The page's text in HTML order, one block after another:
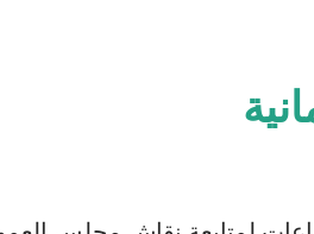
تنظر إلى الأسفل من فجوة
وتتذكر "ويتفكرون في خلق
عذاب النار"